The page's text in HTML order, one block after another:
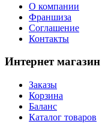
О компании
Франшиза
Соглашение
Контакты
Интернет магазин
Заказы
Корзина
Баланс
Каталог товаров